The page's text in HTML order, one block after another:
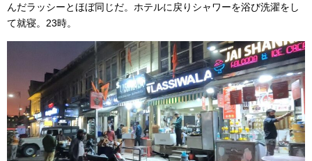
んだラッシーとほぼ同じだ。ホテルに戻りシャワーを浴び洗濯をし
て就寝。23時。